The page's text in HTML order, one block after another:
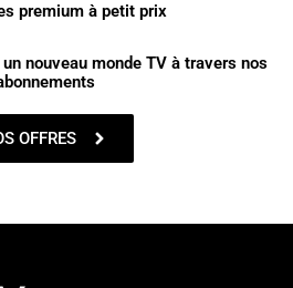
premium à petit prix
nouveau monde TV à travers nos
OFFRES